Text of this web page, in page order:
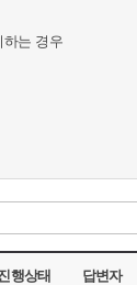
하는 경우
행상태 답변자